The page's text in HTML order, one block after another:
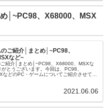
│~PC98、X68000、MSX
ご紹介│まとめ│~PC98、
など~
紹介│まとめ│~PC98、X68000、MSXな
とうございます。今回は、PC98、
どのPC・ゲームについてご紹介させて頂
2021.06.06